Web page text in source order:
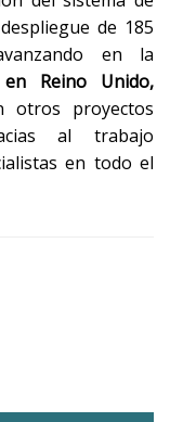
de 185
en la
Reino Unido,
otros proyectos
al trabajo
en todo el